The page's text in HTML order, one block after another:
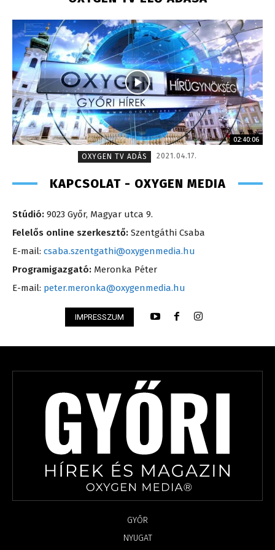
02:40:06
OXYGEN TV ADÁS
2021.04.17.
KAPCSOLAT - OXYGEN MEDIA
Stúdió: 9023 Győr, Magyar utca 9.
Felelős online szerkesztő: Szentgáthi Csaba
E-mail: csaba.szentgathi@oxygenmedia.hu
Programigazgató: Meronka Péter
E-mail: peter.meronka@oxygenmedia.hu
IMPRESSZUM
GYŐR
NYUGAT